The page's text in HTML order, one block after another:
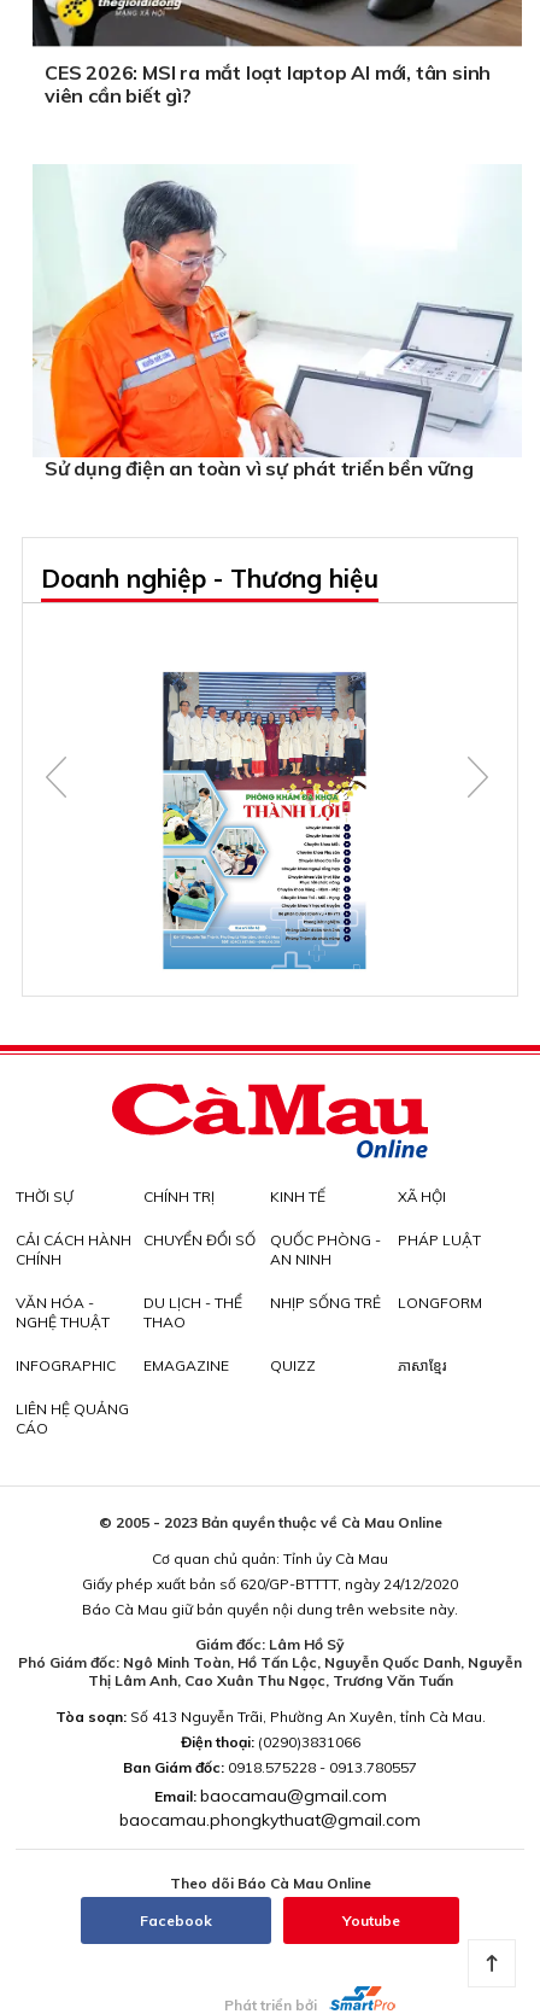
CES 2026: MSI ra mắt loạt laptop AI mới, tân sinh
viên cần biết gì?
Sử dụng điện an toàn vì sự phát triển bền vững
Doanh nghiệp - Thương hiệu
THỜI SỰ CHÍNH TRỊ KINH TẾ XÃ HỘI
CẢI CÁCH HÀNH
CHÍNH
CHUYỂN ĐỔI SỐ
QUỐC PHÒNG -
AN NINH
PHÁP LUẬT
VĂN HÓA -
NGHỆ THUẬT
DU LỊCH - THỂ
THAO
NHỊP SỐNG TRẺ LONGFORM
INFOGRAPHIC EMAGAZINE QUIZZ ភាសាខ្មែរ
LIÊN HỆ QUẢNG
CÁO
© 2005 - 2023 Bản quyền thuộc về Cà Mau Online
Cơ quan chủ quản: Tỉnh ủy Cà Mau
Giấy phép xuất bản số 620/GP-BTTTT, ngày 24/12/2020
Báo Cà Mau giữ bản quyền nội dung trên website này.
Giám đốc: Lâm Hồ Sỹ
Phó Giám đốc: Ngô Minh Toàn, Hồ Tấn Lộc, Nguyễn Quốc Danh, Nguyễn
Thị Lâm Anh, Cao Xuân Thu Ngọc, Trương Văn Tuấn
Tòa soạn:Số 413 Nguyễn Trãi, Phường An Xuyên, tỉnh Cà Mau.
Điện thoại: (0290)3831066
Ban Giám đốc: 0918.575228 - 0913.780557
Email: baocamau@gmail.com
baocamau.phongkythuat@gmail.com
Theo dõi Báo Cà Mau Online
Facebook Youtube
Phát triển bởi